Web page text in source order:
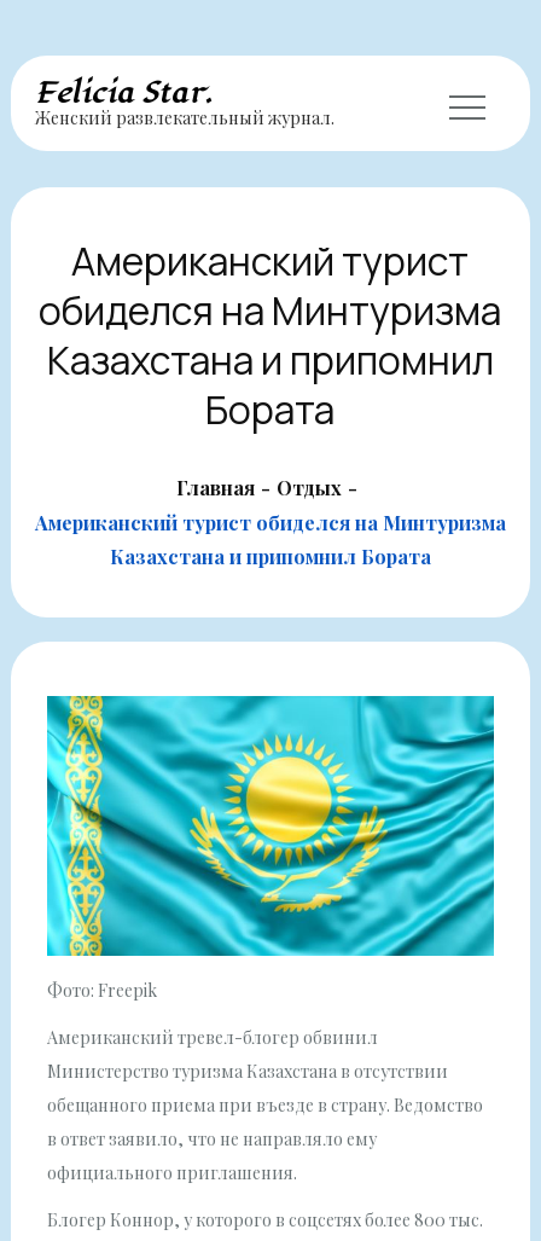
Перейти
содержимому
Felicia Star.
Женский развлекательный журнал.
Американский турист
обиделся на Минтуризма
Казахстана и припомнил
Бората
Главная
Отдых
Американский турист обиделся на Минтуризма
Казахстана и припомнил Бората
Фото: Freepik
Американский тревел-блогер обвинил
Министерство туризма Казахстана в отсутствии
обещанного приема при въезде в страну. Ведомство
в ответ заявило, что не направляло ему
официального приглашения.
Блогер Коннор, у которого в соцсетях более 800 тыс.